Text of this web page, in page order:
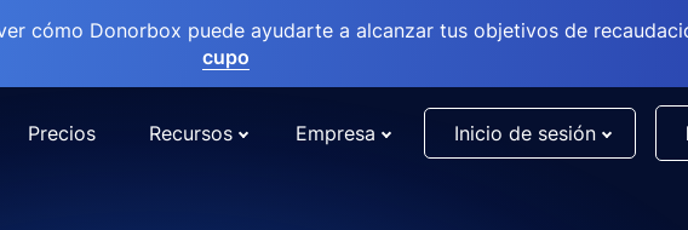
cómo Donorbox puede ayudarte a alcanzar tus objetivos de
cupo
Precios Recursos Empresa Inicio de sesión